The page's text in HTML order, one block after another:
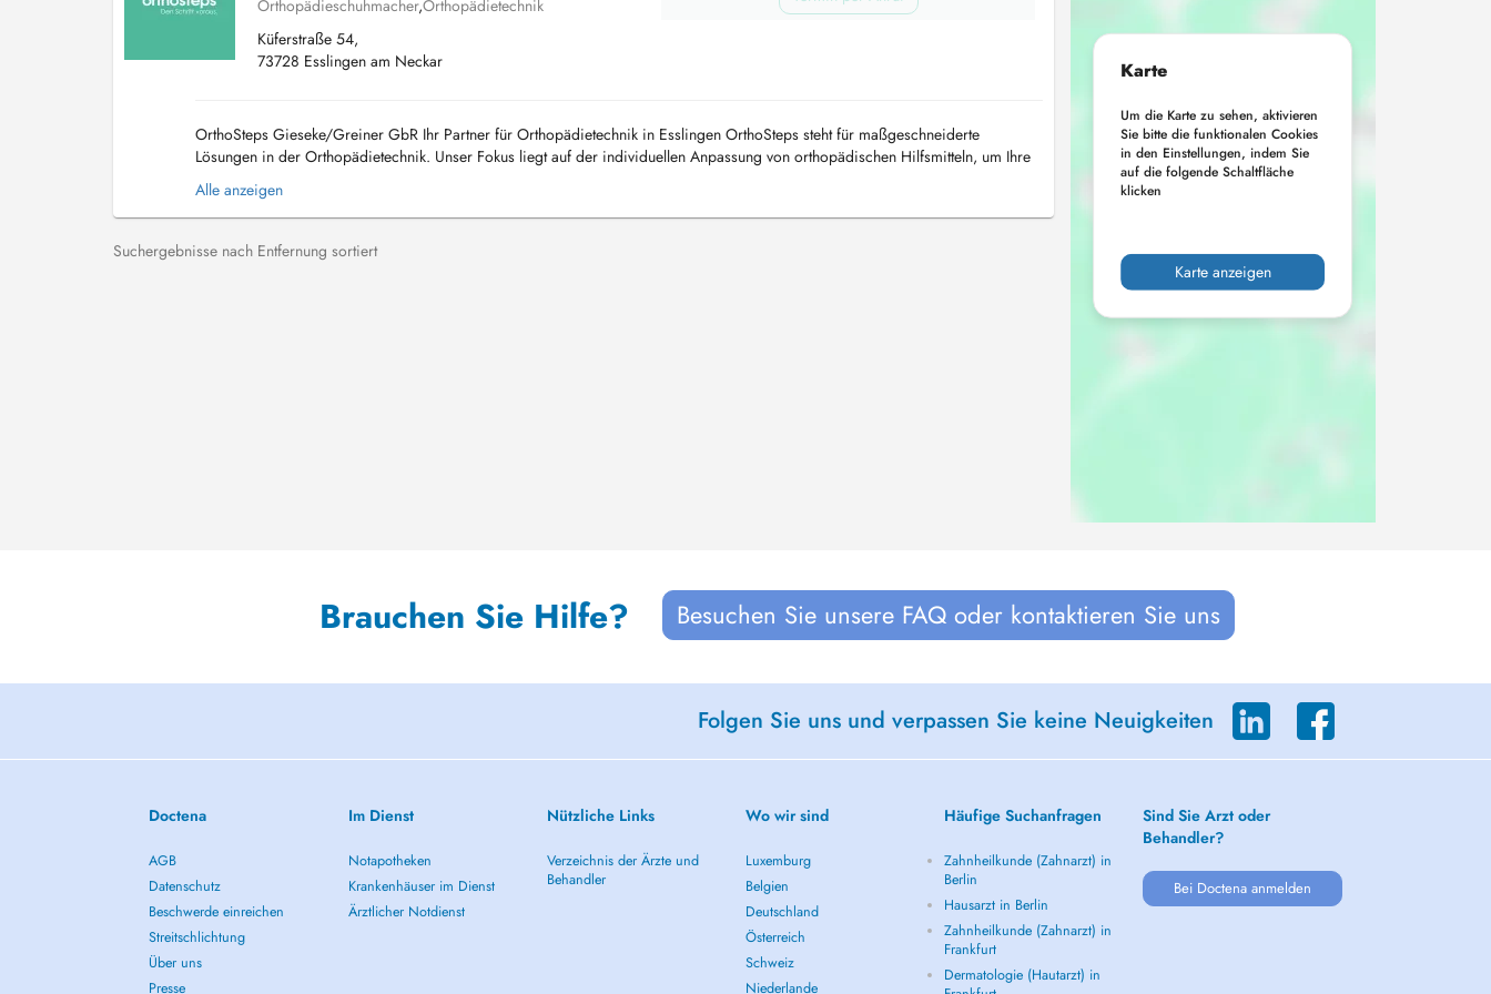
Orthopädieschuhmacher,Orthopädietechnik
Küferstraße 54,
73728 Esslingen am Neckar
OrthoSteps Gieseke/Greiner GbR Ihr Partner für Orthopädietechnik in Esslingen OrthoSteps steht für maßgeschneiderte
Lösungen in der Orthopädietechnik. Unser Fokus liegt auf der individuellen Anpassung von orthopädischen Hilfsmitteln, um Ihre
Mobilität und Lebensqualität zu verbessern. Leistunge...
Alle anzeigen
Suchergebnisse nach Entfernung sortiert
Karte
Um die Karte zu sehen, aktivieren
Sie bitte die funktionalen Cookies
in den Einstellungen, indem Sie
auf die folgende Schaltfläche
klicken
Karte anzeigen
Brauchen Sie Hilfe? Besuchen Sie unsere FAQ oder kontaktieren Sie uns
Folgen Sie uns und verpassen Sie keine Neuigkeiten
Doctena
AGB
Datenschutz
Beschwerde einreichen
Streitschlichtung
Über uns
Presse
Im Dienst
Notapotheken
Krankenhäuser im Dienst
Ärztlicher Notdienst
Nützliche Links
Verzeichnis der Ärzte und
Behandler
Wo wir sind
Luxemburg
Belgien
Deutschland
Österreich
Schweiz
Niederlande
Häufige Suchanfragen
Zahnheilkunde (Zahnarzt) in
Berlin
Hausarzt in Berlin
Zahnheilkunde (Zahnarzt) in
Frankfurt
Dermatologie (Hautarzt) in
Sind Sie Arzt oder
Behandler?
Bei Doctena anmelden